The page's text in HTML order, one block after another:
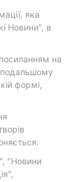
яка
Новини", в
на
подальшому
формі,
"Новини